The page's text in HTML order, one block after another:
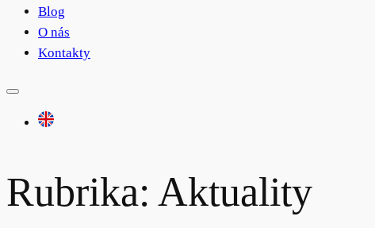
Blog
O nás
Kontakty
Rubrika: Aktuality